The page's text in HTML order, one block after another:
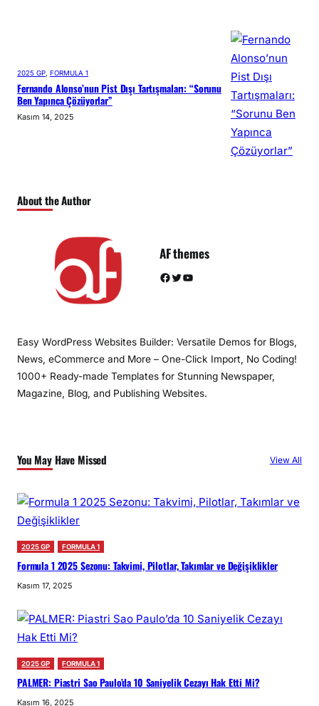
2025 GP FORMULA 1
Fernando Alonso’nun Pist Dışı Tartışmaları: “Sorunu
Ben Yapınca Çözüyorlar”
Kasım 14, 2025
About the Author
AF themes
Facebook Twitter YouTube
Easy WordPress Websites Builder: Versatile Demos for Blogs,
News, eCommerce and More – One-Click Import, No Coding!
1000+ Ready-made Templates for Stunning Newspaper,
Magazine, Blog, and Publishing Websites.
You May Have Missed View All
2025 GP FORMULA 1
Formula 1 2025 Sezonu: Takvimi, Pilotlar, Takımlar ve Değişiklikler
Kasım 17, 2025
2025 GP FORMULA 1
PALMER: Piastri Sao Paulo’da 10 Saniyelik Cezayı Hak Etti Mi?
Kasım 16, 2025